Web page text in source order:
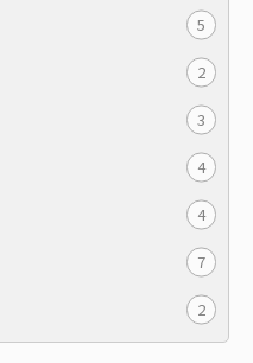
5
2
3
4
4
7
2